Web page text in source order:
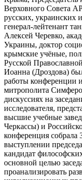
Верховного Совета
русских, украинских
генерал-лейтенант
Алексей Черевко,
Украины, доктор
крымские учёные,
Русской
Иоанна (Дроздова)
работы конференции
митрополита
дискуссиях на
исследователя,
высшие учебные
Черкассы) и
конференция собрала
выступлении
кандидат
основной целью
проанализировать